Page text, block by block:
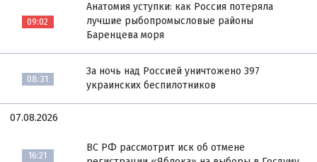
09:02
Анатомия уступки: как Россия потеряла
лучшие рыбопромысловые районы
Баренцева моря
08:31
За ночь над Россией уничтожено 397
украинских беспилотников
07.08.2026
16:21
ВС РФ рассмотрит иск об отмене